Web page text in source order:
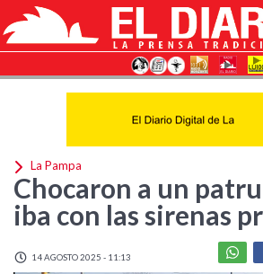
La Pampa
Chocaron a un
iba con las sirenas
14 AGOSTO 2025 - 11:13